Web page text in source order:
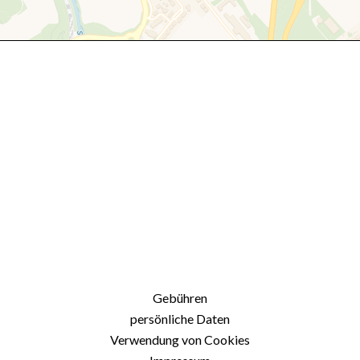
Gebühren
persönliche Daten
Verwendung von Cookies